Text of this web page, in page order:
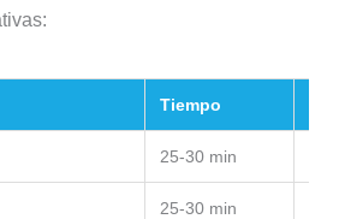
Tiempo
25-30 min
25-30 min